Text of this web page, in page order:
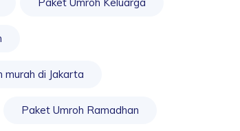
murah di Jakarta
Paket Umroh Ramadhan